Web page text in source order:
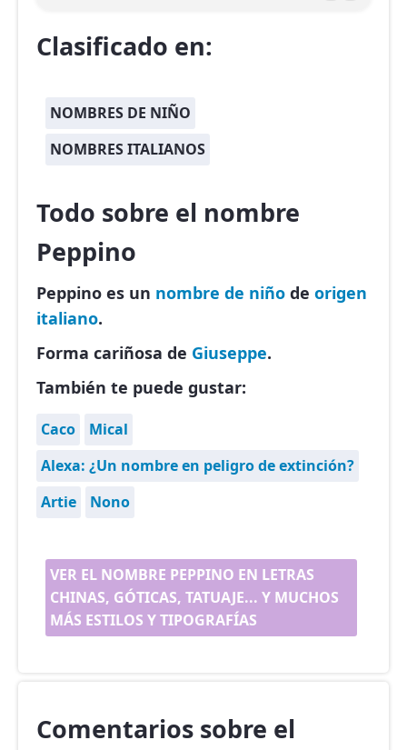
Clasificado en:
NOMBRES DE NIÑO
NOMBRES ITALIANOS
Todo sobre el nombre
Peppino
Peppino es un nombre de niño de origen
italiano.
Forma cariñosa de Giuseppe.
También te puede gustar:
Caco
Mical
Alexa: ¿Un nombre en peligro de extinción?
Artie
Nono
VER EL NOMBRE PEPPINO EN LETRAS
CHINAS, GÓTICAS, TATUAJE... Y MUCHOS
MÁS ESTILOS Y TIPOGRAFÍAS
Comentarios sobre el